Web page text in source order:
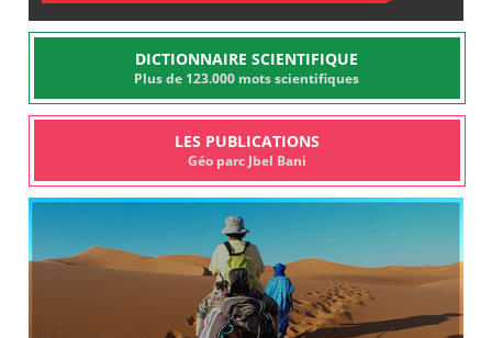
DICTIONNAIRE SCIENTIFIQUE
Plus de 123.000 mots scientifiques
LES PUBLICATIONS
Géo parc Jbel Bani